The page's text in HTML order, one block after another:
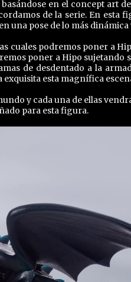
en el concept art
de la serie. En esta
una pose de lo más dinámica
cuales podremos poner a
poner a Hipo sujetando
de desdentado a la
esta magnífica
y cada una de ellas
para esta figura.